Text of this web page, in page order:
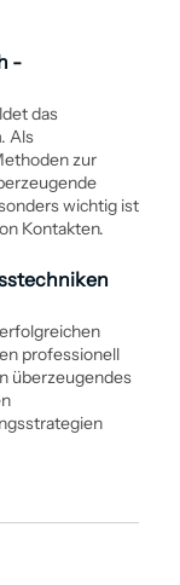
das
Als
zur
wichtig ist
Kontakten.
professionell
überzeugendes